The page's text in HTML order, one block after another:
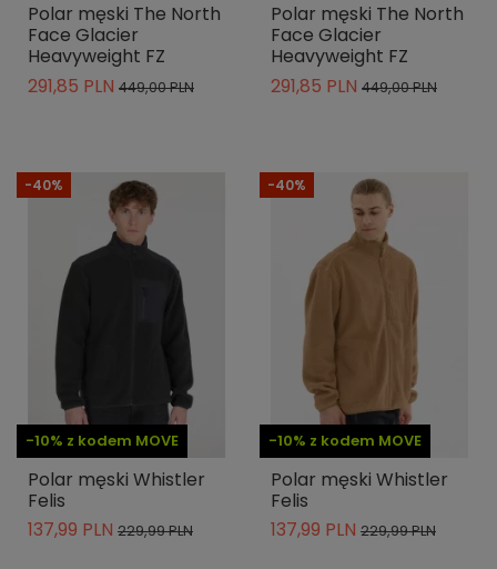
Polar męski The North
Face Glacier
Heavyweight FZ
291,85 PLN 449,00 PLN
Polar męski The North
Face Glacier
Heavyweight FZ
291,85 PLN 449,00 PLN
-10% z kodem MOVE
-40%
Polar męski Whistler
Felis
137,99 PLN 229,99 PLN
-10% z kodem MOVE
-40%
Polar męski Whistler
Felis
137,99 PLN 229,99 PLN